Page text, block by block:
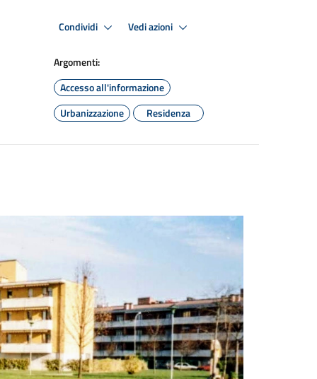
Condividi Vedi azioni
Argomenti:
Accesso all'informazione
Urbanizzazione
Residenza